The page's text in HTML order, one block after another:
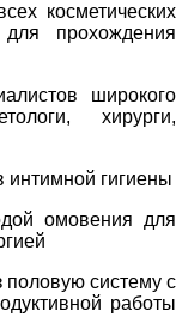
косметических
прохождения
широкого
хирурги,
интимной гигиены
омовения для
систему с
работы